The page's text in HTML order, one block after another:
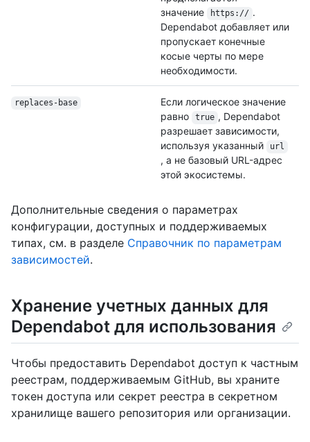
значение
https:// .
Dependabot добавляет или
пропускает конечные
косые черты по мере
необходимости.
replaces-base
Если логическое значение
равно
true , Dependabot
разрешает зависимости,
используя указанный
url
, а не базовый URL-адрес
этой экосистемы.
Дополнительные сведения о параметрах
конфигурации, доступных и поддерживаемых
типах, см. в разделе Справочник по параметрам
зависимостей.
Хранение учетных данных для
Dependabot для использования
Чтобы предоставить Dependabot доступ к частным
реестрам, поддерживаемым GitHub, вы храните
токен доступа или секрет реестра в секретном
хранилище вашего репозитория или организации.